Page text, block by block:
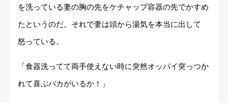
を洗っている妻の胸の先をケチャップ容器の先でかすめ
たというのだ。それで妻は頭から湯気を本当に出して
怒っている。
「食器洗ってて両手使えない時に突然オッパイ突っつか
れて喜ぶバカがいるか！」